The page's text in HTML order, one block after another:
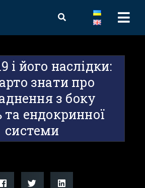
і його наслідки:
знати про
з боку
та ендокринної
системи